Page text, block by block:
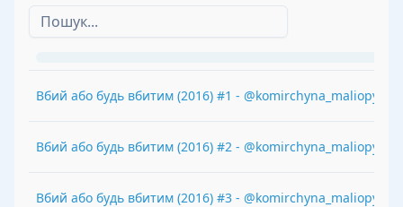
Вбий або будь вбитим (2016) #1 - @komirchyna_maliopysiv
Вбий або будь вбитим (2016) #2 - @komirchyna_maliopysiv
Вбий або будь вбитим (2016) #3 - @komirchyna_maliopysiv